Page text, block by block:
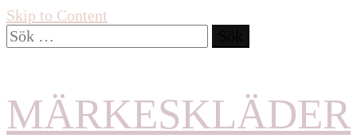
Skip to Content
Sök
efter:
MÄRKESKLÄDER